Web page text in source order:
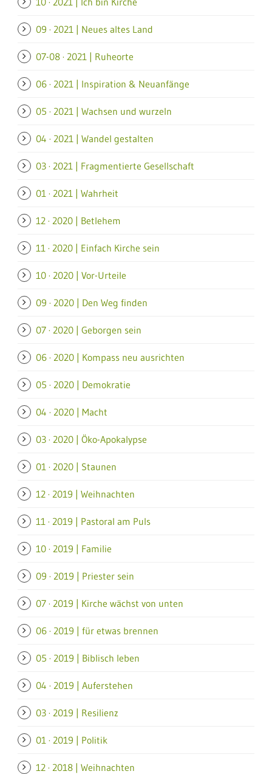
09 · 2021 | Neues altes Land
07-08 · 2021 | Ruheorte
06 · 2021 | Inspiration & Neuanfänge
05 · 2021 | Wachsen und wurzeln
04 · 2021 | Wandel gestalten
03 · 2021 | Fragmentierte Gesellschaft
01 · 2021 | Wahrheit
12 · 2020 | Betlehem
11 · 2020 | Einfach Kirche sein
10 · 2020 | Vor-Urteile
09 · 2020 | Den Weg finden
07 · 2020 | Geborgen sein
06 · 2020 | Kompass neu ausrichten
05 · 2020 | Demokratie
04 · 2020 | Macht
03 · 2020 | Öko-Apokalypse
01 · 2020 | Staunen
12 · 2019 | Weihnachten
11 · 2019 | Pastoral am Puls
10 · 2019 | Familie
09 · 2019 | Priester sein
07 · 2019 | Kirche wächst von unten
06 · 2019 | für etwas brennen
05 · 2019 | Biblisch leben
04 · 2019 | Auferstehen
03 · 2019 | Resilienz
01 · 2019 | Politik
12 · 2018 | Weihnachten